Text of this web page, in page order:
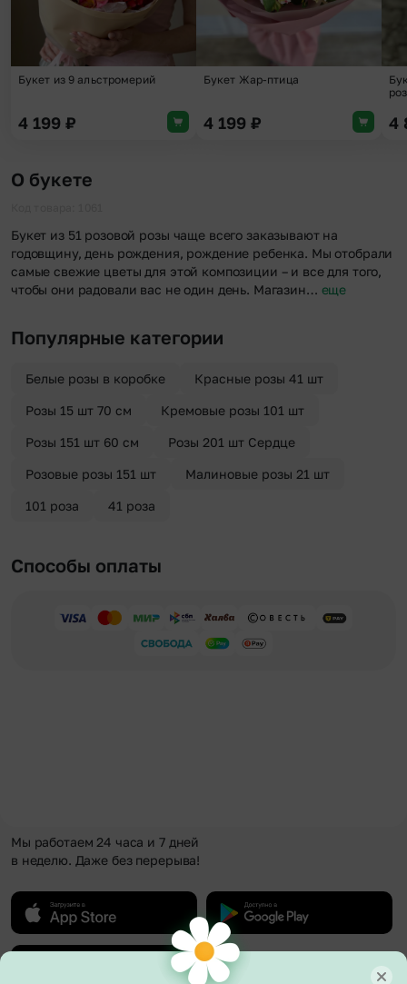
Букет из 9 альстромерий
4 199 ₽
Букет Жар-птица
4 199 ₽ 4
О букете
Букет из 51 розовой розы чаще всего заказывают на
годовщину, день рождения, рождение ребенка. Мы отобрали
самые свежие цветы для этой композиции – и все для того,
чтобы они радовали вас не один день. Магазин… еще
Популярные категории
Белые розы в коробке Красные розы 41 шт
Розы 15 шт 70 см Кремовые розы 101 шт
Розы 151 шт 60 см Розы 201 шт Сердце
Розовые розы 151 шт Малиновые розы 21 шт
101 роза 41 роза
Способы оплаты
Мы работаем 24 часа и 7 дней
в неделю. Даже без перерыва!